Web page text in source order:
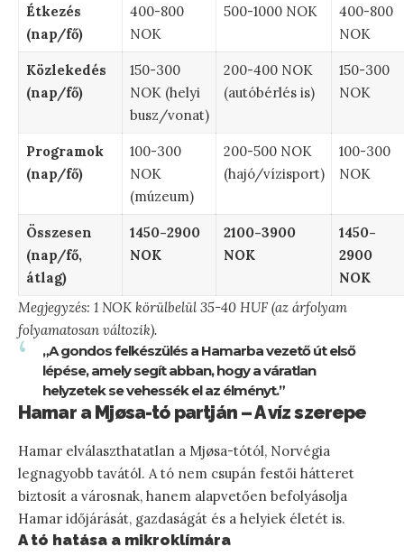
Étkezés
(nap/fő)
400-800
NOK
500-1000 NOK
400-800
NOK
Közlekedés
(nap/fő)
150-300
NOK (helyi
busz/vonat)
200-400 NOK
(autóbérlés is)
150-300
NOK
Programok
(nap/fő)
100-300
NOK
(múzeum)
200-500 NOK
(hajó/vízisport)
100-300
NOK
Összesen
(nap/fő,
átlag)
1450-2900
NOK
2100-3900
NOK
1450-
2900
NOK
Megjegyzés: 1 NOK körülbelül 35-40 HUF (az árfolyam
folyamatosan változik).
„A gondos felkészülés a Hamarba vezető út első
lépése, amely segít abban, hogy a váratlan
helyzetek se vehessék el az élményt.”
Hamar a Mjøsa-tó partján – A víz szerepe
Hamar elválaszthatatlan a Mjøsa-tótól, Norvégia
legnagyobb tavától. A tó nem csupán festői hátteret
biztosít a városnak, hanem alapvetően befolyásolja
Hamar időjárását, gazdaságát és a helyiek életét is.
A tó hatása a mikroklímára